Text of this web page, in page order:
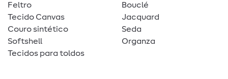
Feltro
Tecido Canvas
Couro sintético
Softshell
Tecidos para toldos
Bouclé
Jacquard
Seda
Organza